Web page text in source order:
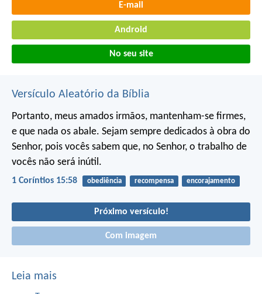
E-mail
Android
No seu site
Versículo Aleatório da Bíblia
Portanto, meus amados irmãos, mantenham-se firmes,
e que nada os abale. Sejam sempre dedicados à obra do
Senhor, pois vocês sabem que, no Senhor, o trabalho de
vocês não será inútil.
1 Coríntios 15:58 obediência recompensa encorajamento
Próximo versículo!
Com imagem
Leia mais